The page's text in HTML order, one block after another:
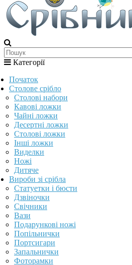
Категорії
Початок
Столове срібло
Столові набори
Кавові ложки
Чайні ложки
Десертні ложки
Столові ложки
Інші ложки
Виделки
Ножі
Дитяче
Вироби зі срібла
Статуетки і бюсти
Дзвіночки
Свічники
Вази
Подарункові ножі
Попільнички
Портсигари
Запальнички
Фоторамки